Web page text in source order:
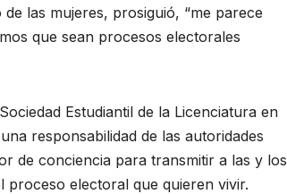
las mujeres, prosiguió, “me parece
que sean procesos electorales
Estudiantil de la Licenciatura en
responsabilidad de las autoridades
de conciencia para transmitir a las y los
electoral que quieren vivir.